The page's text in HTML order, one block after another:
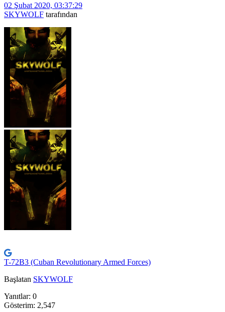
02 Şubat 2020, 03:37:29
SKYWOLF tarafından
T-72B3 (Cuban Revolutionary Armed Forces)
Başlatan SKYWOLF
Yanıtlar: 0
Gösterim: 2,547